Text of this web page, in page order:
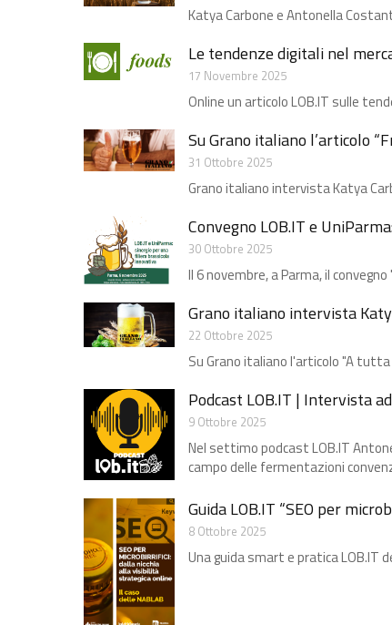
Katya Carbone e Antonella
Le tendenze digitali nel
17 Novembre 2025
Online un articolo LOB.IT sulle
Su Grano italiano l’articolo
31 Ottobre 2025
Grano italiano intervista Katya
Convegno LOB.IT e
30 Ottobre 2025
Il 6 novembre, a Parma, il
Grano italiano intervista
22 Ottobre 2025
Su Grano italiano l'articolo "A tutta
Podcast LOB.IT | Intervista
9 Ottobre 2025
Nel settimo podcast LOB.IT
campo delle fermentazioni
Guida LOB.IT “SEO per
8 Ottobre 2025
Una guida smart e pratica LOB.IT